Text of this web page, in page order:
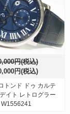
円(税込)
円(税込)
ンド ドゥ カルテ
イト レトログラー